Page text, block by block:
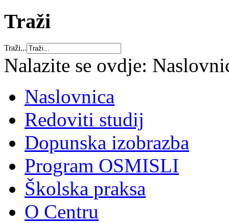
Traži
Traži...
Nalazite se ovdje:
Naslovnica
Redoviti studij
Dopunska izobrazba
Program OSMISLI
Školska praksa
O Centru